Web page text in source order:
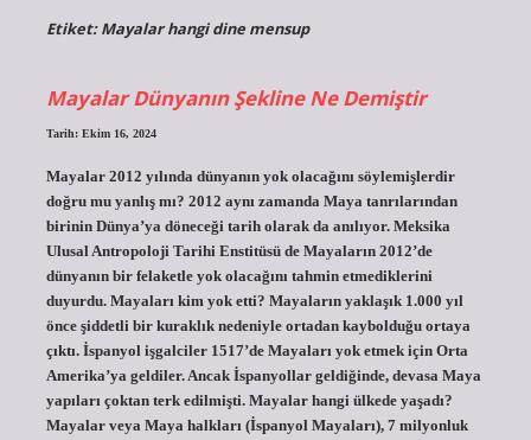
Etiket:Mayalar hangi dine mensup
Mayalar Dünyanın Şekline Ne Demiştir
Tarih: Ekim 16, 2024
Mayalar 2012 yılında dünyanın yok olacağını söylemişlerdir
doğru mu yanlış mı? 2012 aynı zamanda Maya tanrılarından
birinin Dünya’ya döneceği tarih olarak da anılıyor. Meksika
Ulusal Antropoloji Tarihi Enstitüsü de Mayaların 2012’de
dünyanın bir felaketle yok olacağını tahmin etmediklerini
duyurdu. Mayaları kim yok etti? Mayaların yaklaşık 1.000 yıl
önce şiddetli bir kuraklık nedeniyle ortadan kaybolduğu ortaya
çıktı. İspanyol işgalciler 1517’de Mayaları yok etmek için Orta
Amerika’ya geldiler. Ancak İspanyollar geldiğinde, devasa Maya
yapıları çoktan terk edilmişti. Mayalar hangi ülkede yaşadı?
Mayalar veya Maya halkları (İspanyol Mayaları), 7 milyonluk